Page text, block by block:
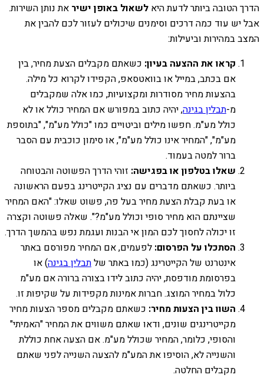
הדרך הטובה ביותר לדעת היא לשאול באופן ישיר את נותן השירות.
אבל יש עוד כמה דרכים וסימנים שיכולים לעזור לכם להבין את
המצב במהירות וביעילות:
קראו את ההצעה בעיון: כשאתם מקבלים הצעת מחיר, בין
אם בכתב, במייל או בוואטסאפ, הקפידו לקרוא כל מילה.
בהצעות מחיר מסודרות ומקצועיות, כמו אלה שמקבלים
מ-תבלין בגינה, יהיה כתוב במפורש אם המחיר כולל או לא
כולל מע"מ. חפשו מילים וביטויים כמו "כולל מע"מ", "בתוספת
מע"מ", "המחיר אינו כולל מע"מ", או סימון כוכבית עם הסבר
ברור למטה בעמוד.
שאלו בטלפון או בפגישה: זוהי הדרך הפשוטה והבטוחה
ביותר. כשאתם מדברים עם נציג הקייטרינג בפעם הראשונה
או בעת קבלת הצעת מחיר בעל פה, פשוט שאלו: "האם המחיר
שציינתם הוא מחיר סופי וכולל מע"מ?". שאלה פשוטה וקצרה
זו יכולה לחסוך לכם המון אי הבנות ועגמת נפש בהמשך הדרך.
הסתכלו על הפרסום: לפעמים, אם המחיר מפורסם באתר
אינטרנט של הקייטרינג (כמו באתר שלתבלין בגינה) או
בפרסומת מודפסת, יהיה כתוב לידו בצורה ברורה אם מע"מ
כלול במחיר המוצג. חברות אמינות מקפידות על שקיפות זו.
השוו בין הצעות מחיר: כשאתם מקבלים מספר הצעות מחיר
מקייטרינגים שונים, ודאו שאתם משווים את המחיר "האמיתי"
והסופי, כלומר, המחיר שכולל מע"מ. אם הצעה אחת כוללת
והשנייה לא, הוסיפו את המע"מ להצעה השנייה לפני שאתם
מקבלים החלטה.